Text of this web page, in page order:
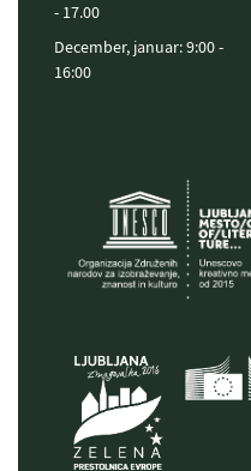
- 17.00
December, januar: 9:00 -
16:00